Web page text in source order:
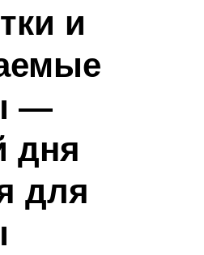
и
—
дня
для